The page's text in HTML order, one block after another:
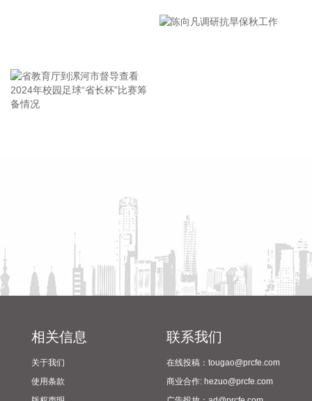
2026-08-10 21:07:19
恒逸石化(000703)8月10日披露半年报，2026年上半年，公司
产品下游需求稳步增长，且在碳达峰和碳中和政策的影响下，
PTA及聚酯行业未来新增产能几乎为零，有望带动今后几年产
业链景气度显著回升，公司作为PTA及聚酯长丝、聚酯瓶片领
先企业，产品单吨利润实现了大幅改善并全面盈利。
2026-08-10 21:04:23
老百姓(603883)8月10日公告，公司拟以4000万元—8000万元
内未能实施上述用途，或所回购的股份未全部用于上述用途，
未使用的部分将履行相关程序予以注销。回购价格不超过
18.08元/股。
2026-08-10 20:57:20
市安全生产工作会议精神部署
相关信息
关于我们
使用条款
联系我们
在线投稿：tougao@prcfe.com
商业合作: hezuo@prcfe.com